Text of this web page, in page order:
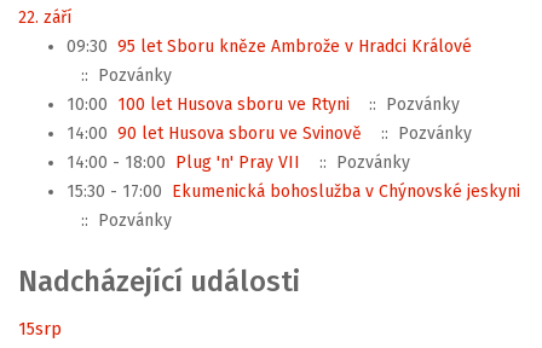
22. září
09:30 95 let Sboru kněze Ambrože v Hradci Králové
:: Pozvánky
10:00 100 let Husova sboru ve Rtyni
:: Pozvánky
14:00 90 let Husova sboru ve Svinově
:: Pozvánky
14:00 - 18:00 Plug 'n' Pray VII
:: Pozvánky
15:30 - 17:00 Ekumenická bohoslužba v Chýnovské jeskyni
:: Pozvánky
Nadcházející události
15srp